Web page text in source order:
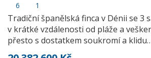
6 1
Tradiční španělská finca v Dénii se 3
v krátké vzdálenosti od pláže a
přesto s dostatkem soukromí a